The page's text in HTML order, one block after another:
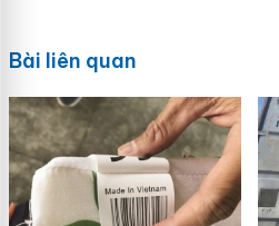
Bài liên quan